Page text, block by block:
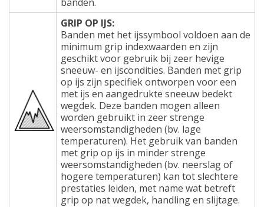
GRIP OP IJS:
Banden met het ijssymbool voldoen aan de
minimum grip indexwaarden en zijn
geschikt voor gebruik bij zeer hevige
sneeuw- en ijscondities. Banden met grip
op ijs zijn specifiek ontworpen voor een
met ijs en aangedrukte sneeuw bedekt
wegdek. Deze banden mogen alleen
worden gebruikt in zeer strenge
weersomstandigheden (bv. lage
temperaturen). Het gebruik van banden
met grip op ijs in minder strenge
weersomstandigheden (bv. neerslag of
hogere temperaturen) kan tot slechtere
prestaties leiden, met name wat betreft
grip op nat wegdek, handling en slijtage.